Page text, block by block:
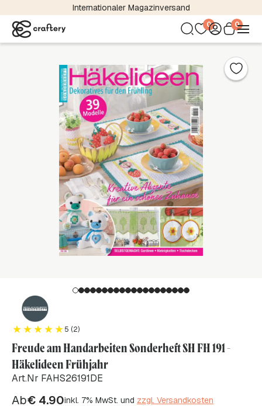
Internationaler Magazinversand
0 0
5 (2)
Freude am Handarbeiten Sonderheft SH FH 191 -
Häkelideen Frühjahr
Art.Nr FAHS26191DE
Ab€ 4.90inkl. 7% MwSt. und zzgl. Versandkosten